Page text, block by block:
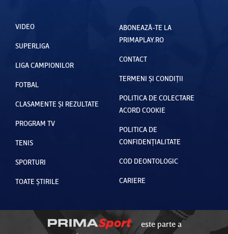
VIDEO
SUPERLIGA
LIGA CAMPIONILOR
FOTBAL
CLASAMENTE ȘI REZULTATE
PROGRAM TV
TENIS
SPORTURI
TOATE ȘTIRILE
ABONEAZĂ-TE LA
PRIMAPLAY.RO
CONTACT
TERMENI ȘI CONDIȚII
POLITICA DE COLECTARE
ACORD COOKIE
POLITICA DE
CONFIDENȚIALITATE
COD DEONTOLOGIC
CARIERE
este parte a